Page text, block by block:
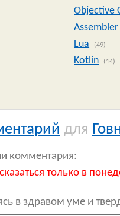
Objective
Assembler
Lua
(49)
Kotlin (14)
для
комментария:
только в
в здравом уме и